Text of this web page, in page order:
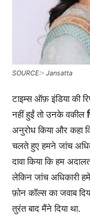
SOURCE:- Jansatta
टाइम्स ऑफ़ इंडिया की
नहीं हुईं तो उनके वकील
अनुरोध किया और कहा
चलते हुए हमने जांच
दावा किया कि हम
लेकिन जांच अधिकारी
फ़ोन कॉल्स का जवाब
तुरंत बाद मैंने दिया था.